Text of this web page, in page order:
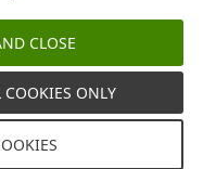
CLOSE
COOKIES ONLY